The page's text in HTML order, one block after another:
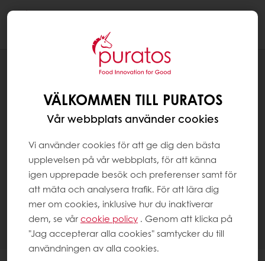
KONDITORI
VÄLKOMMEN TILL PURATOS
Vår webbplats använder cookies
Vi använder cookies för att ge dig den bästa
upplevelsen på vår webbplats, för att känna
igen upprepade besök och preferenser samt för
att mäta och analysera trafik. För att lära dig
mer om cookies, inklusive hur du inaktiverar
dem, se vårcookie policy . Genom att klicka på
"Jag accepterar alla cookies" samtycker du till
användningen av alla cookies.